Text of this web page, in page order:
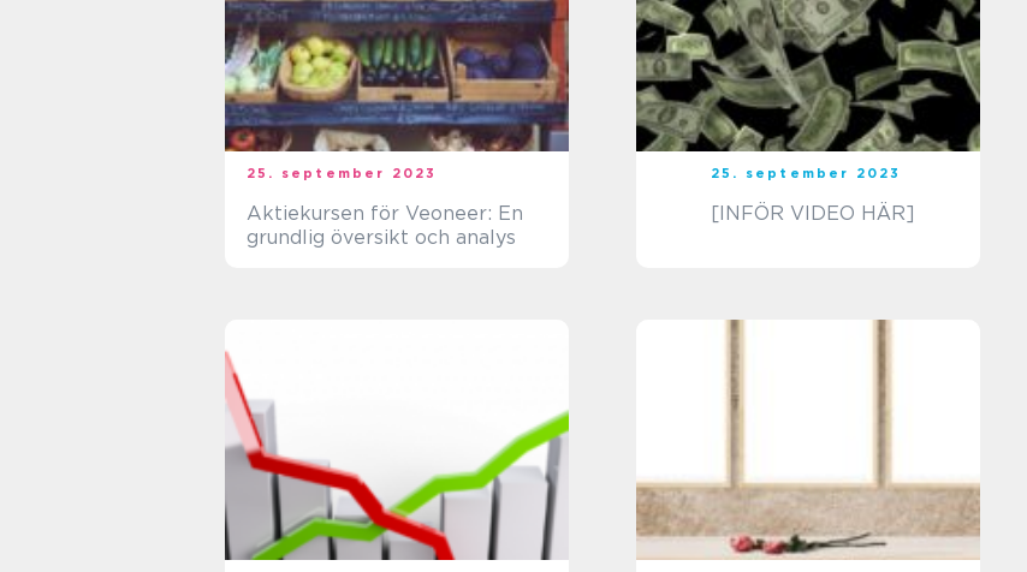
25. september 2023
Aktiekursen för Veoneer: En
grundlig översikt och analys
25. september 2023
[INFÖR VIDEO HÄR]